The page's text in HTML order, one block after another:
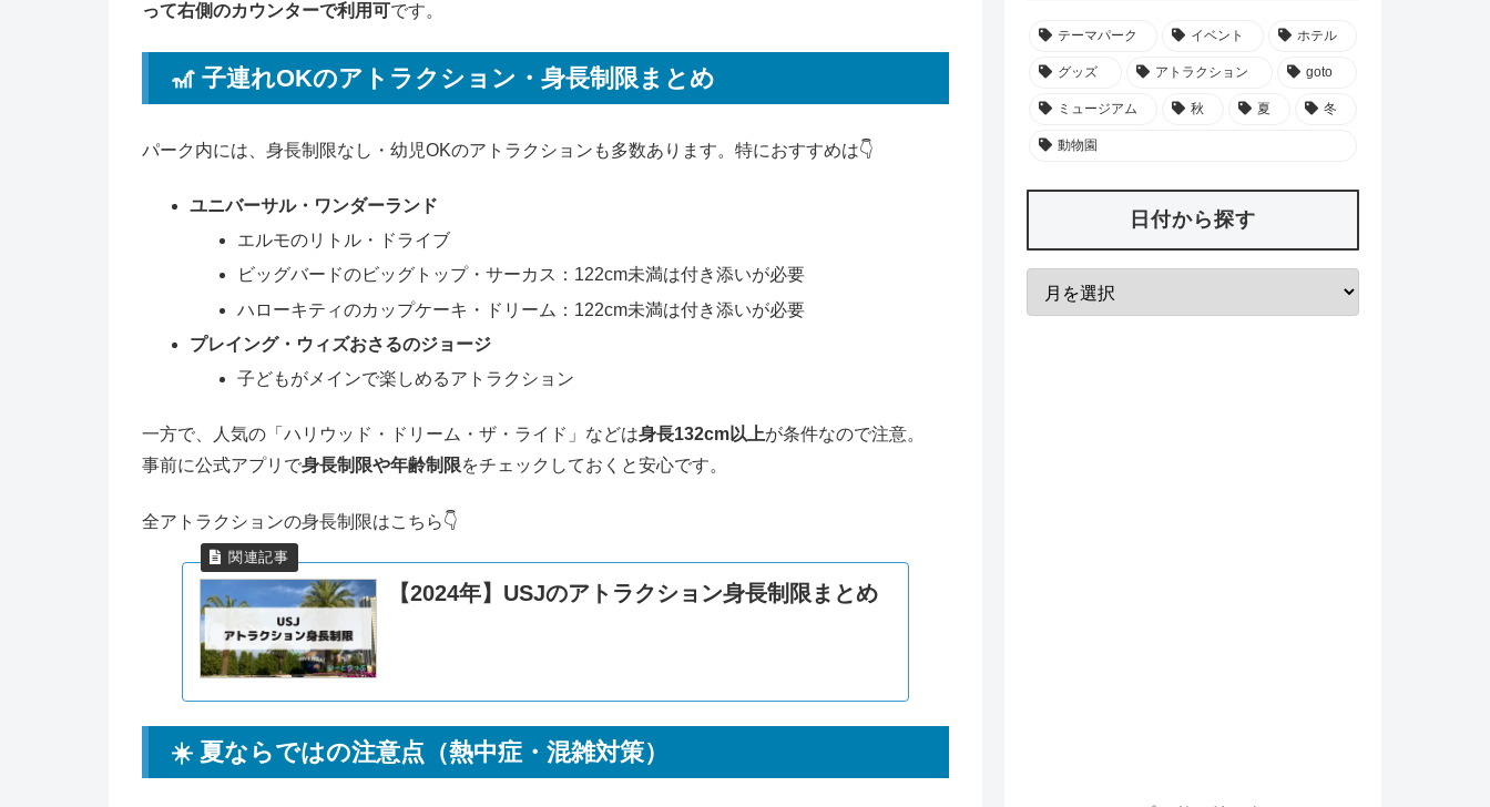
って右側のカウンターで利用可 です。
🎢 子連れOKのアトラクション・身長制限まとめ
パーク内には、身長制限なし・幼児OKのアトラクションも多数あります。特におすすめは👇
ユニバーサル・ワンダーランド
エルモのリトル・ドライブ
ビッグバードのビッグトップ・サーカス：122cm未満は付き添いが必要
ハローキティのカップケーキ・ドリーム：122cm未満は付き添いが必要
プレイング・ウィズおさるのジョージ
子どもがメインで楽しめるアトラクション
一方で、人気の「ハリウッド・ドリーム・ザ・ライド」などは身長132cm以上が条件なので注意。
事前に公式アプリで身長制限や年齢制限をチェックしておくと安心です。
全アトラクションの身長制限はこちら👇️
【2024年】USJのアトラクション身長制限まとめ
☀️ 夏ならではの注意点（熱中症・混雑対策）
テーマパーク イベント ホテル
グッズ アトラクション goto
ミュージアム 秋 夏 冬
動物園
日付から探す